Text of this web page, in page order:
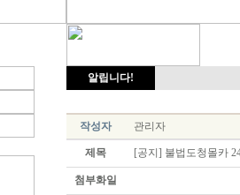
알립니다!
작성자 관리자
제목 [공지] 불법도청몰카
첨부화일